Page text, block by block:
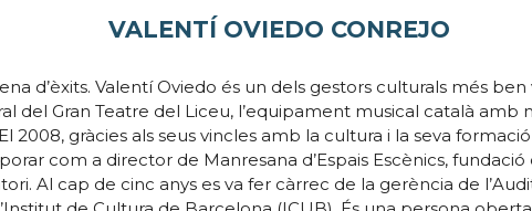
VALENTÍ OVIEDO CONREJO
d’èxits. Valentí Oviedo és un dels gestors culturals més ben
del Gran Teatre del Liceu, l’equipament musical català amb
gràcies als seus vincles amb la cultura i la seva
com a director de Manresana d’Espais Escènics, fundació
Al cap de cinc anys es va fer càrrec de la gerència de